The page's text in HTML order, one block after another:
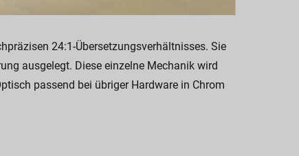
24:1-Übersetzungsverhältnisses. Sie
ausgelegt. Diese einzelne Mechanik wird
passend bei übriger Hardware in Chrom